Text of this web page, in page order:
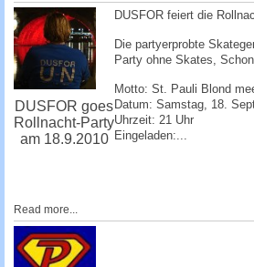
DUSFOR goes
Rollnacht-Party
am 18.9.2010
DUSFOR feiert die
Die partyerprobte
Party ohne Skates,
Motto: St. Pauli Blond
Datum: Samstag, 18.
Uhrzeit: 21 Uhr
Eingeladen:...
Read more...